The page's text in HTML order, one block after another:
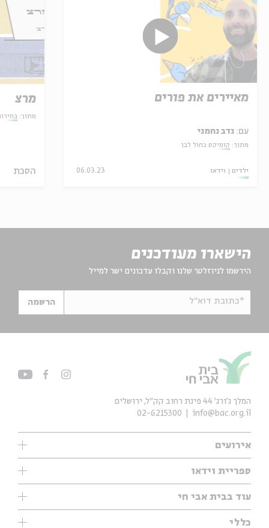
מאיירים את פורים
עם: נדב נחמני
מתוך: קומיקס כחול לבן
ילדים וידאו 06.03.23
מרצ
מתוך:
הסכת
הישארו מעודכנים
הירשמו לניוזלטר שלנו וקבלו עדכונים ישר למייל
*כתובת דוא"ל הרשמה
אירועים
אנגלית
נוער
ספריית וידאו
עיון
עוד בבית אבי חי
כללי
המלך ג'ורג' 44 פינת רחוב קק״ל, ירושלים
info@bac.org.il
02-6215300